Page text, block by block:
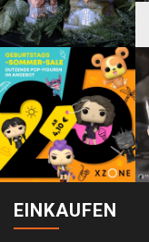
EINKAUFEN